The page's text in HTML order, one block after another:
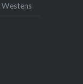
Westens